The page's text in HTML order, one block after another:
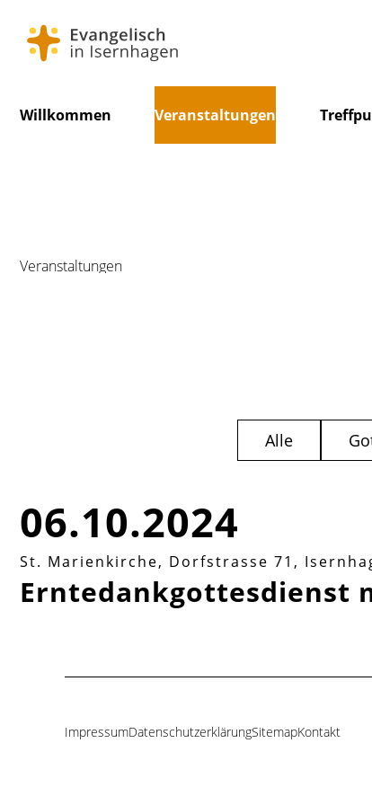
überspringen
Willkommen Veranstaltungen
Veranstaltungen
06.10.2024
Alle
St. Marienkirche, Dorfstrasse 71,
Erntedankgottesdienst
Navigation
ImpressumDatenschutzerklärungSitemapKontakt